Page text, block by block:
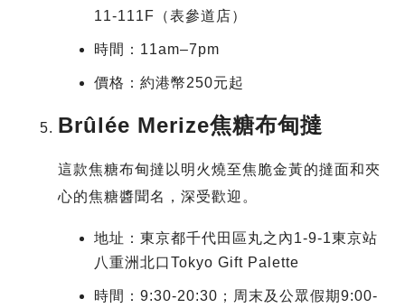
11-111F（表參道店）
時間：11am–7pm
價格：約港幣250元起
Brûlée Merize焦糖布甸撻
這款焦糖布甸撻以明火燒至焦脆金黃的撻面和夾
心的焦糖醬聞名，深受歡迎。
地址：東京都千代田區丸之內1-9-1東京站
八重洲北口Tokyo Gift Palette
時間：9:30-20:30；周末及公眾假期9:00-